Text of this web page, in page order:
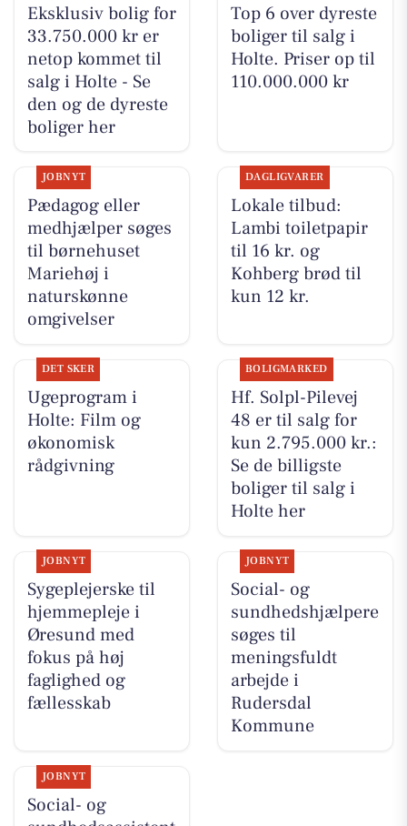
Eksklusiv bolig for
33.750.000 kr er
netop kommet til
salg i Holte - Se
den og de dyreste
boliger her
Top 6 over dyreste
boliger til salg i
Holte. Priser op til
110.000.000 kr
JOBNYT
Pædagog eller
medhjælper søges
til børnehuset
Mariehøj i
naturskønne
omgivelser
DAGLIGVARER
Lokale tilbud:
Lambi toiletpapir
til 16 kr. og
Kohberg brød til
kun 12 kr.
DET SKER
Ugeprogram i
Holte: Film og
økonomisk
rådgivning
BOLIGMARKED
Hf. Solpl-Pilevej
48 er til salg for
kun 2.795.000 kr.:
Se de billigste
boliger til salg i
Holte her
JOBNYT
Sygeplejerske til
hjemmepleje i
Øresund med
fokus på høj
faglighed og
fællesskab
JOBNYT
Social- og
sundhedshjælpere
søges til
meningsfuldt
arbejde i
Rudersdal
Kommune
JOBNYT
Social- og